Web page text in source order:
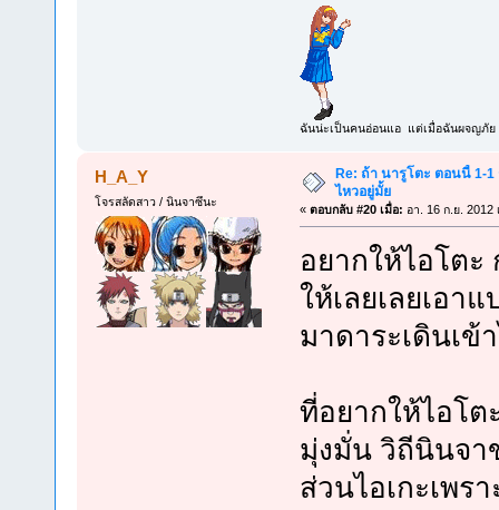
ฉันน่ะเป็นคนอ่อนแอ แต่เมื่อฉันผจญภัย
H_A_Y
โจรสลัดสาว / นินจาซึนะ
Re: ถ้า นารูโตะ ตอนนี้ 1-
ไหวอยู่มั้ย
« ตอบกลับ #20 เมื่อ: อา. 16 ก.ย. 2012
อยากให้ไอโต
ให้เลยเลยเอา
มาดาระเดินเข้
ที่อยากให้ไอโ
มุ่งมั่น วิถีนินจา
ส่วนไอเกะเพร